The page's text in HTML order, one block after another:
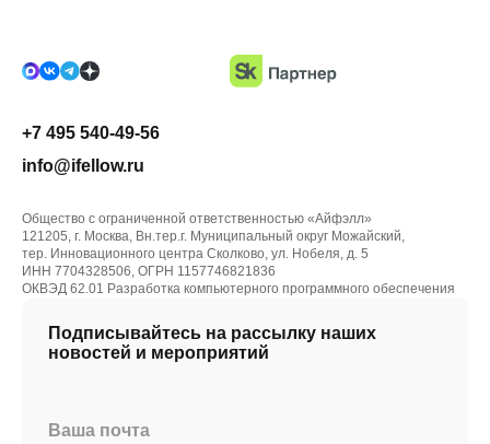
Подписывайтесь на рассылку наших
новостей и мероприятий
Ваша почта
+7 495 540-49-56
info@ifellow.ru
Общество с ограниченной ответственностью «Айфэлл»
121205, г. Москва, Вн.тер.г. Муниципальный округ Можайский,
тер. Инновационного центра Сколково, ул. Нобеля, д. 5
ИНН 7704328506, ОГРН 1157746821836
ОКВЭД 62.01 Разработка компьютерного программного обеспечения